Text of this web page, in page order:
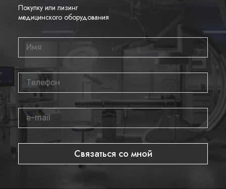
Покупку или лизинг
медицинского оборудования
Связаться со мной